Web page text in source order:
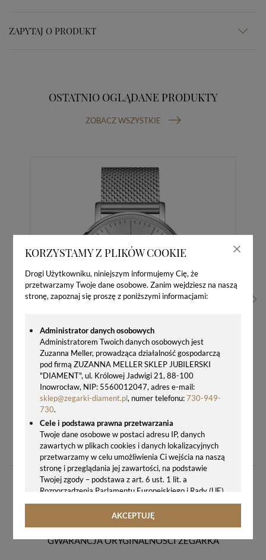
KORZYSTAMY Z PLIKÓW COOKIE
Drogi Użytkowniku, niniejszym informujemy Cię, że
przetwarzamy Twoje dane osobowe. Zanim wejdziesz na naszą
stronę, zapoznaj się proszę z poniższymi informacjami:
Administrator danych osobowych
Administratorem Twoich danych osobowych jest
Zuzanna Meller, prowadząca działalność gospodarczą
pod firmą ZUZANNA MELLER SKLEP JUBILERSKI
"DIAMENT", ul. Królowej Jadwigi 21, 88-100
Inowrocław, NIP: 5560012047, adres e-mail:
sklep@zegarki-diament.pl, numer telefonu:730-949-
730.
Cele i podstawa prawna przetwarzania
Twoje dane osobowe w postaci adresu IP, danych
zawartych w plikach cookies i danych lokalizacyjnych
przetwarzamy w celu umożliwienia Ci wejścia na naszą
stronę i przeglądania jej zawartości, na podstawie
Twojej zgody – podstawa z art. 6 ust. 1 lit. a
Rozporządzenia Parlamentu Europejskiego i Rady (UE)
2016/679 z 27.04.2016 r. w sprawie ochrony osób
fizycznych w związku z przetwarzaniem danych
rozporządzenie o ochronie danych, tj. RODO).
AKCEPTUJĘ
ZAPYTAJ O PRODUKT
OSTATNIO OGLĄDANE PRODUKTY
ZOBACZ WSZYSTKIE
1400,00 zł
GWARANCJA ORYGINALNOŚCI ZEGARKA